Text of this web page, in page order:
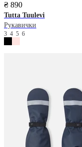
₴ 890
Tutta Tuulevi
Рукавички
3 4 5 6